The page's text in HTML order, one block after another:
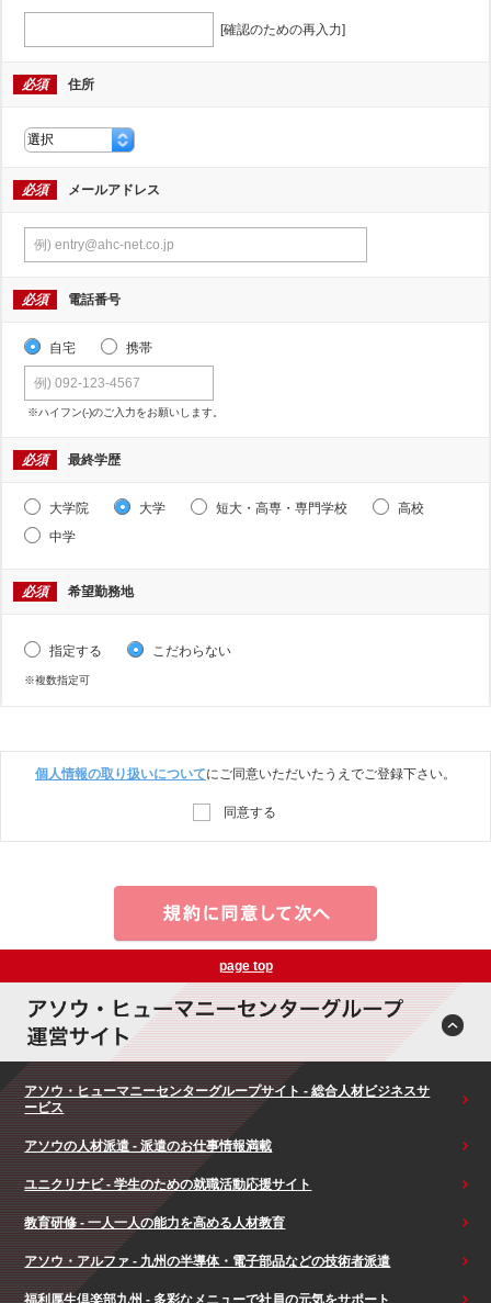
[確認のための再入力]
必須 住所
必須 メールアドレス
必須 電話番号
自宅 携帯
※ハイフン(-)のご入力をお願いします。
必須 最終学歴
大学院 大学 短大・高専・専門学校
高校
中学
必須 希望勤務地
指定する こだわらない
※複数指定可
個人情報の取り扱いについてにご同意いただいたうえでご登録下さい。
同意する
page top
アソウ・ヒューマニーセンターグループサイト - 総合人材ビジネスサ
ービス
アソウの人材派遣 - 派遣のお仕事情報満載
ユニクリナビ - 学生のための就職活動応援サイト
教育研修 - 一人一人の能力を高める人材教育
アソウ・アルファ - 九州の半導体・電子部品などの技術者派遣
福利厚生倶楽部九州 - 多彩なメニューで社員の元気をサポート